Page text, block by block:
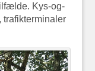
Kys-og-
trafikterminaler